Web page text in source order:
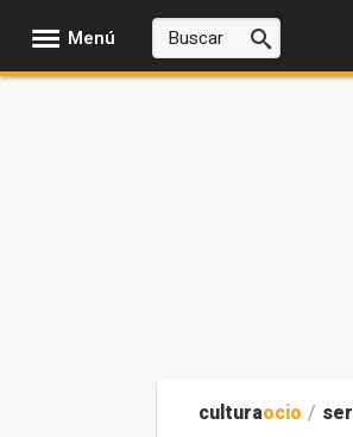
Menú
culturaocio /